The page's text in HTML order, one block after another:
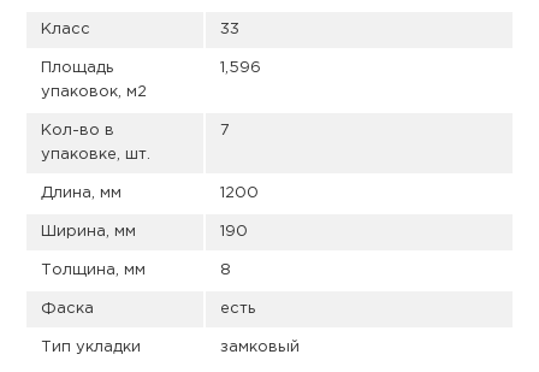
Класс 33
Площадь
упаковок, м2
1,596
Кол-во в
упаковке, шт.
7
Длина, мм 1200
Ширина, мм 190
Толщина, мм 8
Фаска есть
Тип укладки замковый